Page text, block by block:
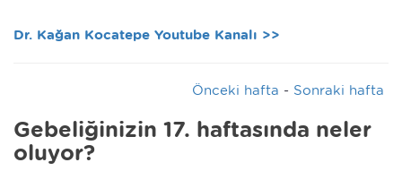
Dr. Kağan Kocatepe Youtube Kanalı >>
Önceki hafta - Sonraki hafta
Gebeliğinizin 17. haftasında neler
oluyor?